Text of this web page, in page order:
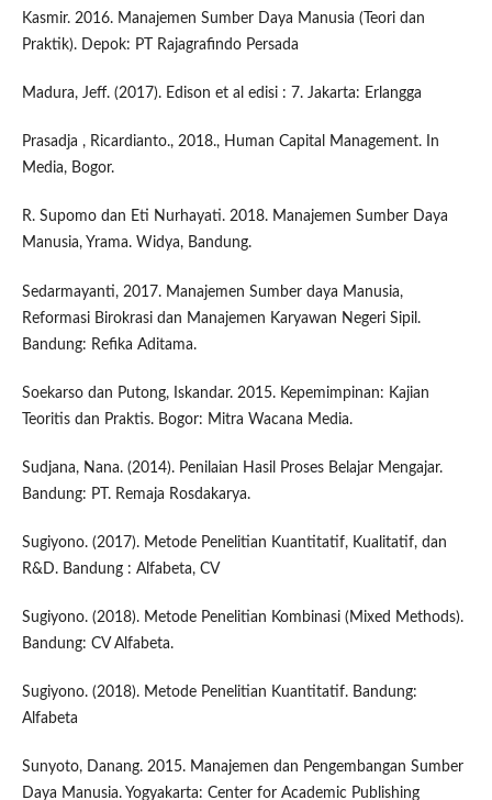
Kasmir. 2016. Manajemen Sumber Daya Manusia (Teori dan
Praktik). Depok: PT Rajagrafindo Persada
Madura, Jeff. (2017). Edison et al edisi : 7. Jakarta: Erlangga
Prasadja , Ricardianto., 2018., Human Capital Management. In
Media, Bogor.
R. Supomo dan Eti Nurhayati. 2018. Manajemen Sumber Daya
Manusia, Yrama. Widya, Bandung.
Sedarmayanti, 2017. Manajemen Sumber daya Manusia,
Reformasi Birokrasi dan Manajemen Karyawan Negeri Sipil.
Bandung: Refika Aditama.
Soekarso dan Putong, Iskandar. 2015. Kepemimpinan: Kajian
Teoritis dan Praktis. Bogor: Mitra Wacana Media.
Sudjana, Nana. (2014). Penilaian Hasil Proses Belajar Mengajar.
Bandung: PT. Remaja Rosdakarya.
Sugiyono. (2017). Metode Penelitian Kuantitatif, Kualitatif, dan
R&D. Bandung : Alfabeta, CV
Sugiyono. (2018). Metode Penelitian Kombinasi (Mixed Methods).
Bandung: CV Alfabeta.
Sugiyono. (2018). Metode Penelitian Kuantitatif. Bandung:
Alfabeta
Sunyoto, Danang. 2015. Manajemen dan Pengembangan Sumber
Daya Manusia. Yogyakarta: Center for Academic Publishing